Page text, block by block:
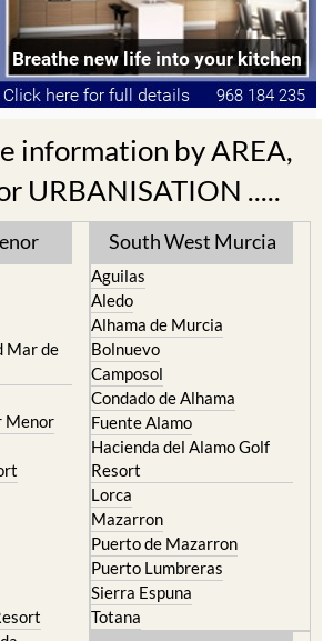
information by AREA,
URBANISATION .....
Mar de
Menor
South West Murcia
Aguilas
Aledo
Alhama de Murcia
Bolnuevo
Camposol
Condado de Alhama
Fuente Alamo
Hacienda del Alamo Golf
Resort
Lorca
Mazarron
Puerto de Mazarron
Puerto Lumbreras
Sierra Espuna
Totana